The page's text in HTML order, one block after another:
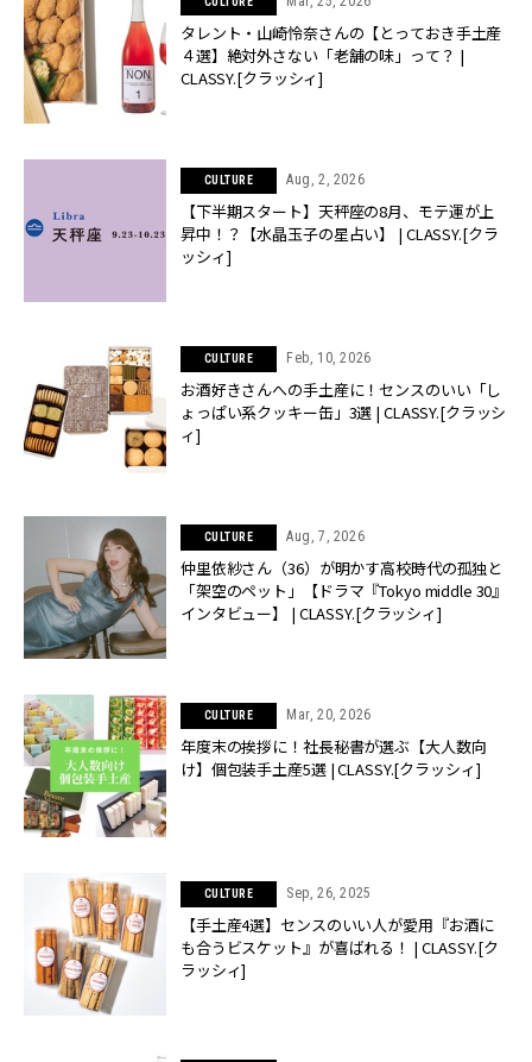
タレント・山崎怜奈さんの【とっておき手土産
４選】絶対外さない「老舗の味」って？ |
CLASSY.[クラッシィ]
CULTURE Aug, 2, 2026
【下半期スタート】天秤座の8月、モテ運が上
昇中！？【水晶玉子の星占い】 | CLASSY.[クラ
ッシィ]
CULTURE Feb, 10, 2026
お酒好きさんへの手土産に！センスのいい「し
ょっぱい系クッキー缶」3選 | CLASSY.[クラッシ
ィ]
CULTURE Aug, 7, 2026
仲里依紗さん（36）が明かす高校時代の孤独と
「架空のペット」【ドラマ『Tokyo middle 30』
インタビュー】 | CLASSY.[クラッシィ]
CULTURE Mar, 20, 2026
年度末の挨拶に！社長秘書が選ぶ【大人数向
け】個包装手土産5選 | CLASSY.[クラッシィ]
CULTURE Sep, 26, 2025
【手土産4選】センスのいい人が愛用『お酒に
も合うビスケット』が喜ばれる！ | CLASSY.[ク
ラッシィ]